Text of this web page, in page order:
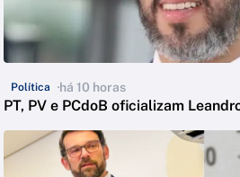
Política há 10 horas
PT, PV e PCdoB oficializam